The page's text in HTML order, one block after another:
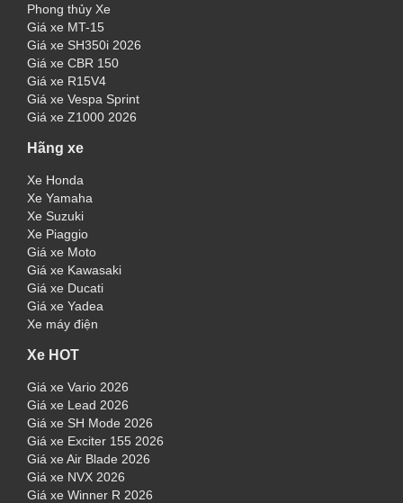
Phong thủy Xe
Giá xe MT-15
Giá xe SH350i 2026
Giá xe CBR 150
Giá xe R15V4
Giá xe Vespa Sprint
Giá xe Z1000 2026
Hãng xe
Xe Honda
Xe Yamaha
Xe Suzuki
Xe Piaggio
Giá xe Moto
Giá xe Kawasaki
Giá xe Ducati
Giá xe Yadea
Xe máy điện
Xe HOT
Giá xe Vario 2026
Giá xe Lead 2026
Giá xe SH Mode 2026
Giá xe Exciter 155 2026
Giá xe Air Blade 2026
Giá xe NVX 2026
Giá xe Winner R 2026